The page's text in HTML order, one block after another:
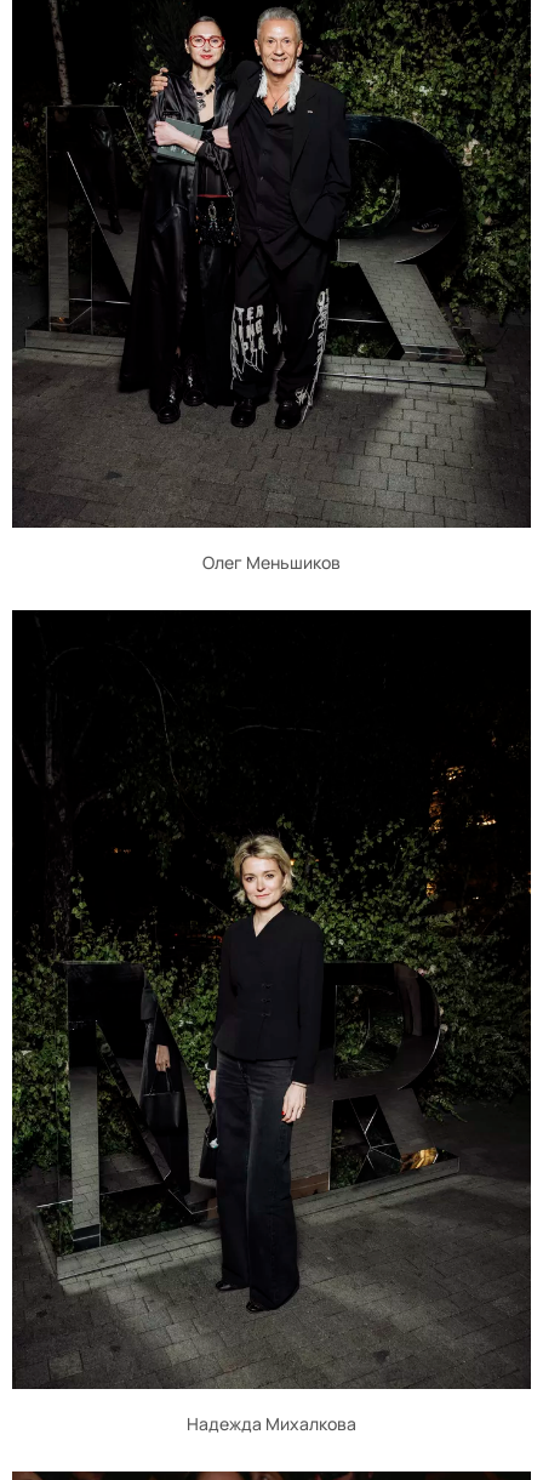
Олег Меньшиков
Надежда Михалкова